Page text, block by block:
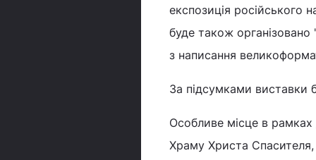
експозиція російського
буде також організовано
з написання
За підсумками виставки
Особливе місце в рамках
Храму Христа Спасителя,